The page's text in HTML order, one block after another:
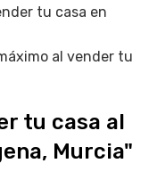
tu casa en
al vender tu
tu casa al
Murcia"